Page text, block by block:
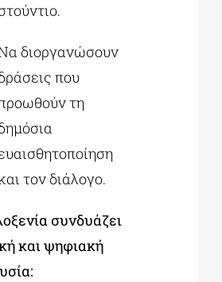
διοργανώσουν
που
τη
τον διάλογο.
συνδυάζει
και ψηφιακή